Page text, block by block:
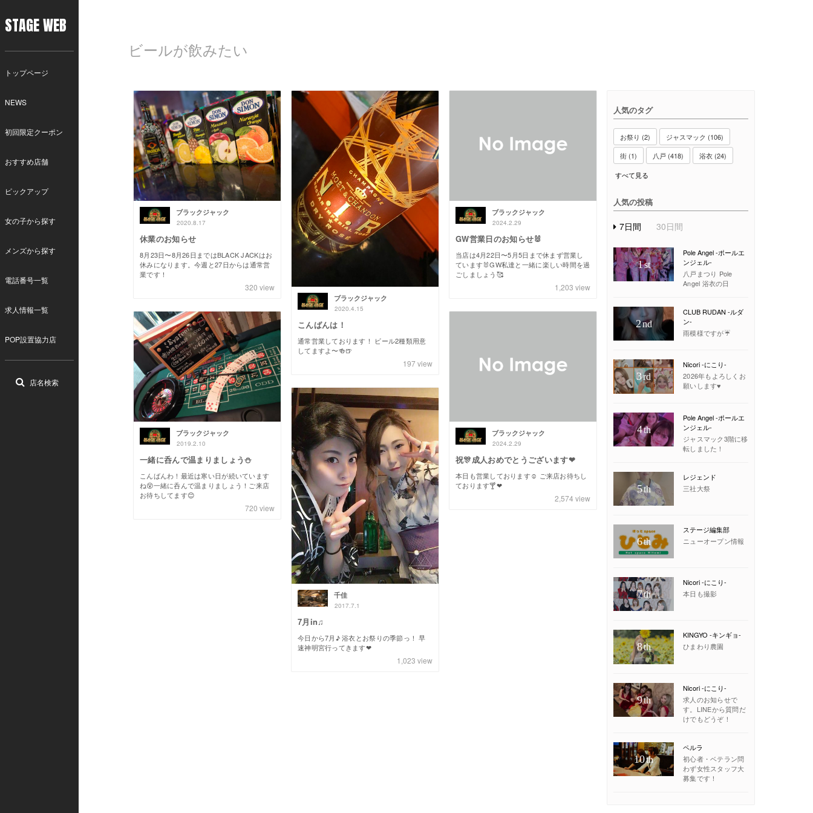
STAGE WEB
トップページ
NEWS
初回限定クーポン
おすすめ店舗
ピックアップ
女の子から探す
メンズから探す
電話番号一覧
求人情報一覧
POP設置協力店
店名検索
ビールが飲みたい
人気のタグ
お祭り (2)
ジャスマック (106)
街 (1)
八戸 (418)
浴衣 (24)
すべて見る
人気の投稿
7日間 30日間
1st
Pole Angel -ポールエ
ンジェル-
八戸まつり Pole
Angel 浴衣の日
2nd
CLUB RUDAN -ルダ
ン-
雨模様ですが☔️
3rd
Nicori -にこり-
2026年もよろしくお
願いします♥
4th
Pole Angel -ポールエ
ンジェル-
ジャスマック3階に移
転しました！
5th
レジェンド
三社大祭
6th
ステージ編集部
ニューオープン情報
7th
Nicori -にこり-
本日も撮影
8th
KINGYO -キンギョ-
ひまわり農園
9th
Nicori -にこり-
求人のお知らせで
す。LINEから質問だ
けでもどうぞ！
10th
ペルラ
初心者・ベテラン問
わず女性スタッフ大
募集です！
ブラックジャック
2020.8.17
休業のお知らせ
8月23日〜8月26日まではBLACK JACKはお
休みになります。今週と27日からは通常営
業です！
320 view
ブラックジャック
2020.4.15
こんばんは！
通常営業しております！ ビール2種類用意
してますよ〜🍻🍺
197view
ブラックジャック
2024.2.29
GW営業日のお知らせ🐰
当店は4月22日〜5月5日まで休まず営業し
ています🐰GW私達と一緒に楽しい時間を過
ごしましょう🥰
1,203 view
ブラックジャック
2019.2.10
一緒に呑んで温まりましょう⛄️
こんばんわ！最近は寒い日が続いています
ね😵一緒に呑んで温まりましょう！ご来店
お待ちしてます😊
720 view
ブラックジャック
2024.2.29
祝🎊成人おめでとうございます❤
本日も営業しております☺️ ご来店お待ちし
ております🍸❤
2,574 view
千佳
2017.7.1
7月in♫
今日から7月♪ 浴衣とお祭りの季節っ！ 早
速神明宮行ってきます❤
1,023 view